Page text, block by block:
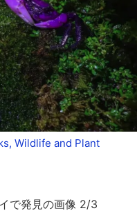
Wildlife and Plant
で発見の画像 2/3